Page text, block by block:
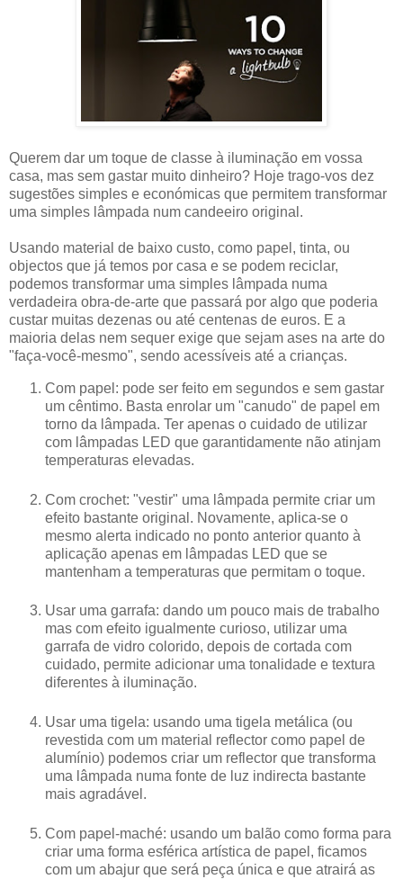
Querem dar um toque de classe à iluminação em vossa
casa, mas sem gastar muito dinheiro? Hoje trago-vos dez
sugestões simples e económicas que permitem transformar
uma simples lâmpada num candeeiro original.
Usando material de baixo custo, como papel, tinta, ou
objectos que já temos por casa e se podem reciclar,
podemos transformar uma simples lâmpada numa
verdadeira obra-de-arte que passará por algo que poderia
custar muitas dezenas ou até centenas de euros. E a
maioria delas nem sequer exige que sejam ases na arte do
"faça-você-mesmo", sendo acessíveis até a crianças.
Com papel: pode ser feito em segundos e sem gastar
um cêntimo. Basta enrolar um "canudo" de papel em
torno da lâmpada. Ter apenas o cuidado de utilizar
com lâmpadas LED que garantidamente não atinjam
temperaturas elevadas.
Com crochet: "vestir" uma lâmpada permite criar um
efeito bastante original. Novamente, aplica-se o
mesmo alerta indicado no ponto anterior quanto à
aplicação apenas em lâmpadas LED que se
mantenham a temperaturas que permitam o toque.
Usar uma garrafa: dando um pouco mais de trabalho
mas com efeito igualmente curioso, utilizar uma
garrafa de vidro colorido, depois de cortada com
cuidado, permite adicionar uma tonalidade e textura
diferentes à iluminação.
Usar uma tigela: usando uma tigela metálica (ou
revestida com um material reflector como papel de
alumínio) podemos criar um reflector que transforma
uma lâmpada numa fonte de luz indirecta bastante
mais agradável.
Com papel-maché: usando um balão como forma para
criar uma forma esférica artística de papel, ficamos
com um abajur que será peça única e que atrairá as